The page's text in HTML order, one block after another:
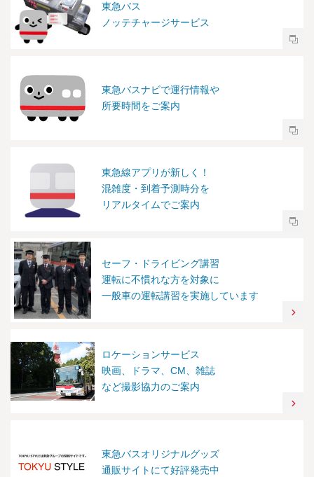
東急バス
ノッテチャージサービス
東急バスナビで運行情報や
所要時間をご案内
東急線アプリが新しく！
混雑度・到着予測時分を
リアルタイムでご案内
セーフ・ドライビング講習
運転に不慣れな方を対象に
一般車の運転講習を実施しています
ロケーションサービス
映画、ドラマ、CM、雑誌
など撮影協力のご案内
東急バスオリジナルグッズ
通販サイトにて好評発売中